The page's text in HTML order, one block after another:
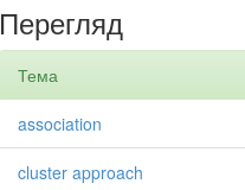
Перегляд
Тема
association
cluster approach